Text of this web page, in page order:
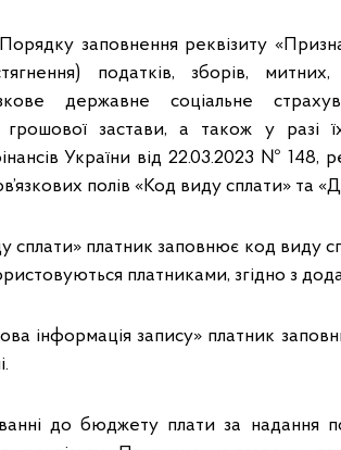
заповнення реквізиту
податків, зборів,
державне соціальне
грошової застави, а також у разі
України від 22.03.2023 № 148,
полів «Код виду сплати» та
сплати» платник заповнює код виду
платниками, згідно з
інформація запису» платник
до бюджету плати за надання